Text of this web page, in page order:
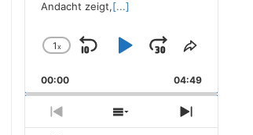
Andacht zeigt,[...]
Change
Rate
1x
Skip
Backward
Play
Pause
Jump
Forward
Share
Episode
00:00 04:49
PreviousShow
Next